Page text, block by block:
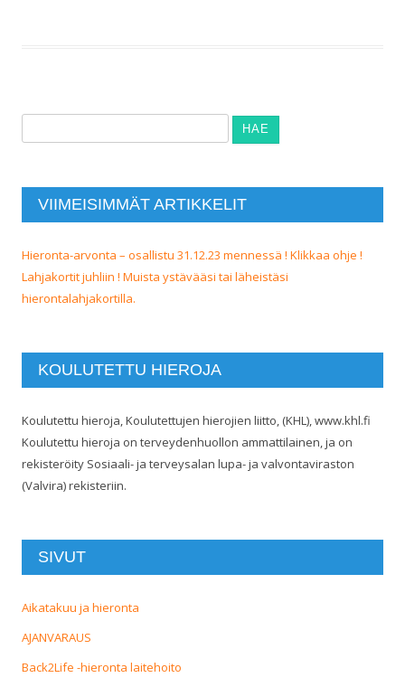
VIIMEISIMMÄT ARTIKKELIT
Hieronta-arvonta – osallistu 31.12.23 mennessä ! Klikkaa ohje !
Lahjakortit juhliin ! Muista ystävääsi tai läheistäsi
hierontalahjakortilla.
KOULUTETTU HIEROJA
Koulutettu hieroja, Koulutettujen hierojien liitto, (KHL), www.khl.fi
Koulutettu hieroja on terveydenhuollon ammattilainen, ja on
rekisteröity Sosiaali- ja terveysalan lupa- ja valvontaviraston
(Valvira) rekisteriin.
SIVUT
Aikatakuu ja hieronta
AJANVARAUS
Back2Life -hieronta laitehoito